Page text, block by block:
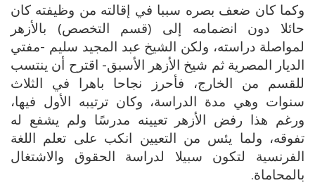
وكما كان ضعف بصره سببا في إقالته من وظيفته كان
حائلا دون انضمامه إلى (قسم التخصص) بالأزهر
لمواصلة دراسته، ولكن الشيخ عبد المجيد سليم -مفتي
الديار المصرية ثم شيخ الأزهر الأسبق- اقترح أن ينتسب
للقسم من الخارج، فأحرز نجاحا باهرا في الثلاث
سنوات وهي مدة الدراسة، وكان ترتيبه الأول فيها،
ورغم هذا رفض الأزهر تعيينه مدرسًا ولم يشفع له
تفوقه، ولما يئس من التعيين انكب على تعلم اللغة
الفرنسية لتكون سبيلا لدراسة الحقوق والاشتغال
بالمحاماة.